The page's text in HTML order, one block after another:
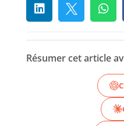
  
Résumer cet article